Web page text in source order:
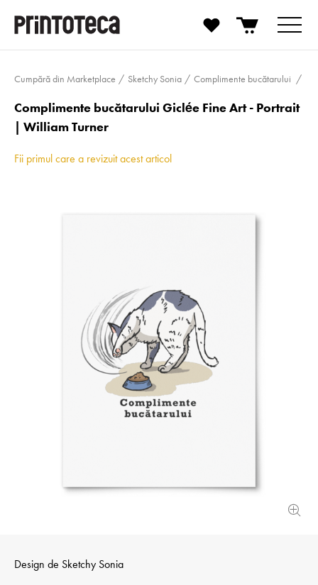
Cumpără din Marketplace Sketchy Sonia Complimente bucătarului
Complimente bucătarului Giclée Fine Art - Portrait
| William Turner
Fii primul care a revizuit acest articol
Design de Sketchy Sonia